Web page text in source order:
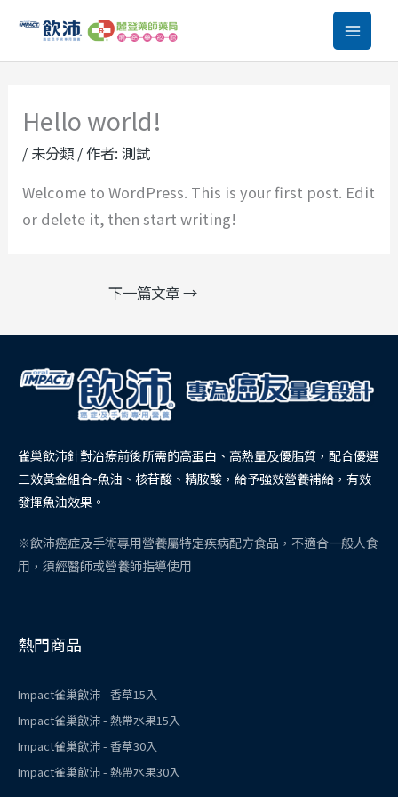
主
Hello world!
/ 未分類 / 作者:測試
Welcome to WordPress. This is your first post. Edit
or delete it, then start writing!
下一篇文章→
雀巢飲沛針對治療前後所需的高蛋白、高熱量及優脂質，配合優選
三效黃金組合-魚油、核苷酸、精胺酸，給予強效營養補給，有效
發揮魚油效果。
※飲沛癌症及手術專用營養屬特定疾病配方食品，不適合一般人食
用，須經醫師或營養師指導使用
熱門商品
Impact雀巢飲沛 - 香草15入
Impact雀巢飲沛 - 熱帶水果15入
Impact雀巢飲沛 - 香草30入
Impact雀巢飲沛 - 熱帶水果30入